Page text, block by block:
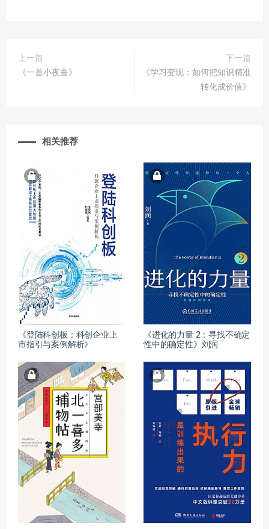
上一篇
《一首小夜曲》
下一篇
《学习变现：如何把知识精准
转化成价值》
相关推荐
《登陆科创板：科创企业上
市指引与案例解析》
《进化的力量 2：寻找不确定
性中的确定性》刘润